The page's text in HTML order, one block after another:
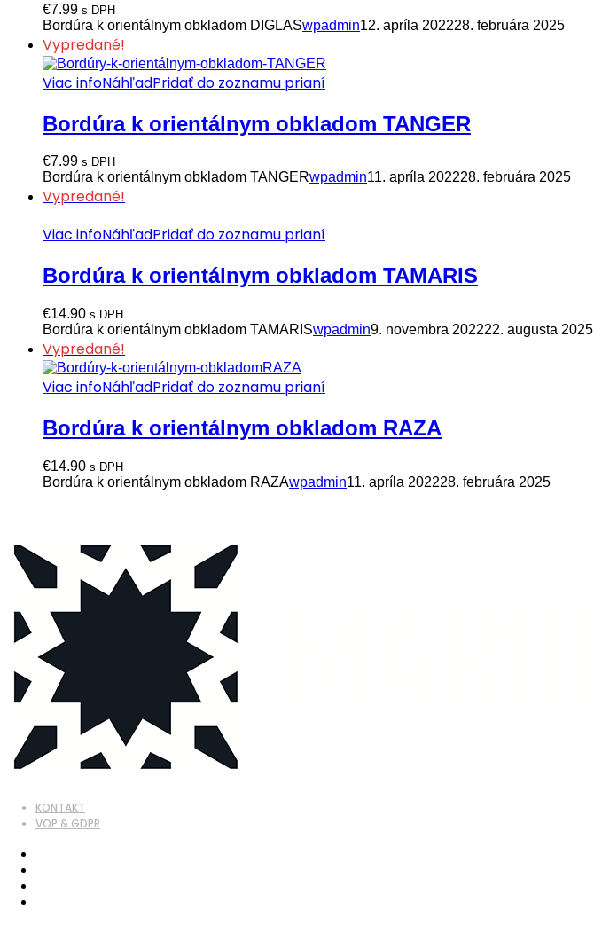
€7.99 s DPH
Bordúra k orientálnym obkladom DIGLASwpadmin12. apríla 202228. februára 2025
Vypredané!
Viac infoNáhľadPridať do zoznamu prianí
Bordúra k orientálnym obkladom TANGER
€7.99 s DPH
Bordúra k orientálnym obkladom TANGERwpadmin11. apríla 202228. februára 2025
Vypredané!
Viac infoNáhľadPridať do zoznamu prianí
Bordúra k orientálnym obkladom TAMARIS
€14.90 s DPH
Bordúra k orientálnym obkladom TAMARISwpadmin9. novembra 202222. augusta 2025
Vypredané!
Viac infoNáhľadPridať do zoznamu prianí
Bordúra k orientálnym obkladom RAZA
€14.90 s DPH
Bordúra k orientálnym obkladom RAZAwpadmin11. apríla 202228. februára 2025
KONTAKT
VOP & GDPR